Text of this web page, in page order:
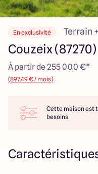
Qui
Maisons ARLOGIS
En exclusivité Terrain
Couzeix (87270)
À partir de 255 000 €*
(897.49 € / mois)
Cette maison est
besoins